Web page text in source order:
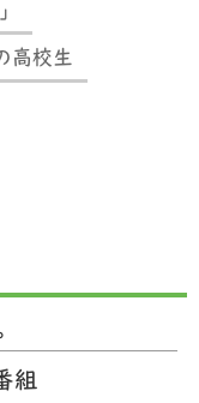
高校生
組